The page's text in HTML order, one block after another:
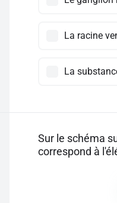
La racine
La
Sur le schéma
correspond à